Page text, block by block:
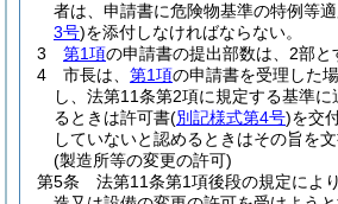
者は、申請書に危険物基準の特例等
3号)を添付しなければならない。
3
第1項の申請書の提出部数は、2部と
4
市長は、 第1項の申請書を受理した
し、法第11条第2項に規定する基準
るときは許可書(別記様式第4号)を交
していないと認めるときはその旨を
(製造所等の変更の許可)
第5条
法第11条第1項後段の規定によ